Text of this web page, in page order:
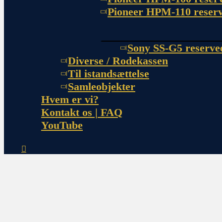
Pioneer HPM-110
Sony SS-G5
Diverse / Rodekassen
Til istandsættelse
Samleobjekter
Hvem er vi?
Kontakt os | FAQ
YouTube